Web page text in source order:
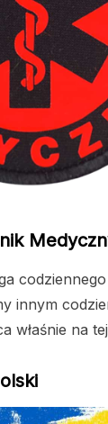
innym
właśnie na